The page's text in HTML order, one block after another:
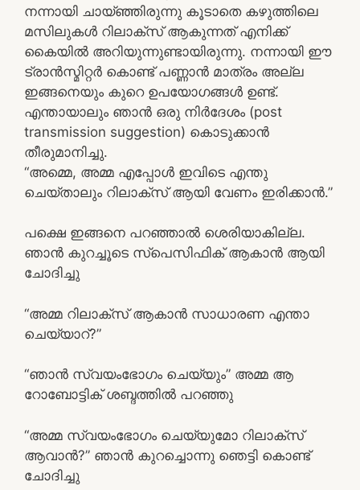
നന്നായി ചായ്ഞ്ഞിരുന്നു കൂടാതെ കഴുത്തിലെ
മസിലുകൾ റിലാക്സ് ആകുന്നത് എനിക്ക്
കൈയിൽ അറിയുന്നുണ്ടായിരുന്നു. നന്നായി ഈ
ട്രാൻസ്മിറ്റർ കൊണ്ട് പണ്ണാൻ മാത്രം അല്ല
ഇങ്ങനെയും കുറെ ഉപയോഗങ്ങൾ ഉണ്ട്.
എന്തായാലും ഞാൻ ഒരു നിർദേശം (post
transmission suggestion) കൊടുക്കാൻ
തീരുമാനിച്ചു.
“അമ്മെ, അമ്മ എപ്പോൾ ഇവിടെ എന്തു
ചെയ്താലും റിലാക്സ് ആയി വേണം ഇരിക്കാൻ.”
പക്ഷെ ഇങ്ങനെ പറഞ്ഞാൽ ശെരിയാകില്ല.
ഞാൻ കുറച്ചൂടെ സ്പെസിഫിക് ആകാൻ ആയി
ചോദിച്ചു
“അമ്മ റിലാക്സ് ആകാൻ സാധാരണ എന്താ
ചെയ്യാറ്?”
“ഞാൻ സ്വയംഭോഗം ചെയ്യും” അമ്മ ആ
റോബോട്ടിക് ശബ്ദത്തിൽ പറഞ്ഞു
“അമ്മ സ്വയംഭോഗം ചെയ്യുമോ റിലാക്സ്
ആവാൻ?” ഞാൻ കുറച്ചൊന്നു ഞെട്ടി കൊണ്ട്
ചോദിച്ചു